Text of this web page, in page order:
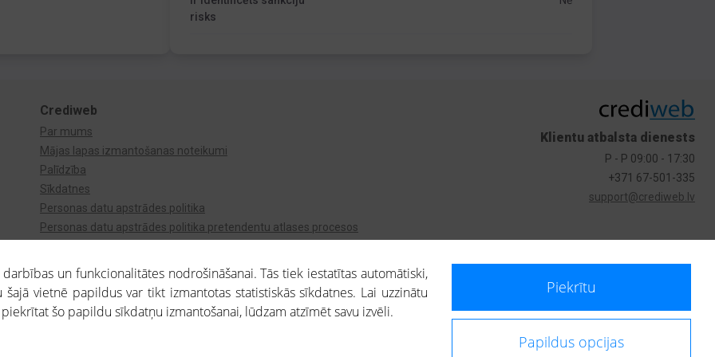
risks
Crediweb
Par mums
Mājas lapas izmantošanas noteikumi
Palīdzība
Sīkdatnes
Personas datu apstrādes politika
Personas datu apstrādes politika pretendentu atlases procesos
Klientu atbalsta dienests
P - P 09:00 - 17:30
+371 67-501-335
support@crediweb.lv
ietvaros saņemtajai informācijai ir uzziņas raksturs, un tai nav juridiska spēka. Portāla lietotājs, izmantojot portālā saņemto informāciju, ir atbildīgs par fizisko
un funkcionalitātes nodrošināšanai. Tās tiek iestatītas automātiski,
vietnē papildus var tikt izmantotas statistiskās sīkdatnes. Lai uzzinātu
piekrītat šo papildu sīkdatņu izmantošanai, lūdzam atzīmēt savu izvēli.
Piekrītu
Papildus opcijas